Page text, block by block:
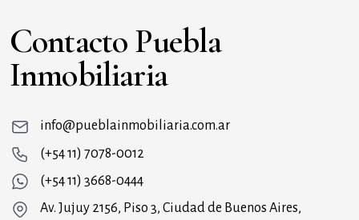
Contacto Puebla
Inmobiliaria
info@pueblainmobiliaria.com.ar
(+54 11) 7078-0012
(+54 11) 3668-0444
Av. Jujuy 2156, Piso 3, Ciudad de Buenos Aires,